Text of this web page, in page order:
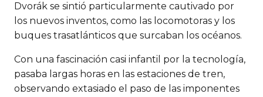
Dvorák se sintió particularmente cautivado por
los nuevos inventos, como las locomotoras y los
buques trasatlánticos que surcaban los océanos.
Con una fascinación casi infantil por la tecnología,
pasaba largas horas en las estaciones de tren,
observando extasiado el paso de las imponentes